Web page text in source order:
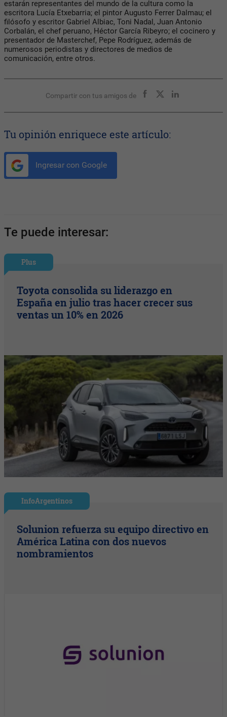
estarán representantes del mundo de la cultura como la
escritora Lucía Etxebarria; el pintor Augusto Ferrer Dalmau; el
filósofo y escritor Gabriel Albiac, Toni Nadal, Juan Antonio
Corbalán, el chef peruano, Héctor García Ribeyro; el cocinero y
presentador de Masterchef, Pepe Rodríguez, además de
numerosos periodistas y directores de medios de
comunicación, entre otros.
Compartir con tus amigos de
Tu opinión enriquece este artículo:
Ingresar con Google
Te puede interesar:
Plus
Toyota consolida su liderazgo en
España en julio tras hacer crecer sus
ventas un 10% en 2026
InfoArgentinos
Solunion refuerza su equipo directivo en
América Latina con dos nuevos
nombramientos